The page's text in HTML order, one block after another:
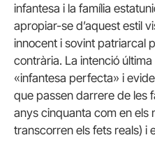
infantesa i la família
apropiar-se d’aquest estil
innocent i sovint patriarcal
contrària. La intenció
«infantesa perfecta» i
que passen darrere de les
anys cinquanta com en els
transcorren els fets reals) i